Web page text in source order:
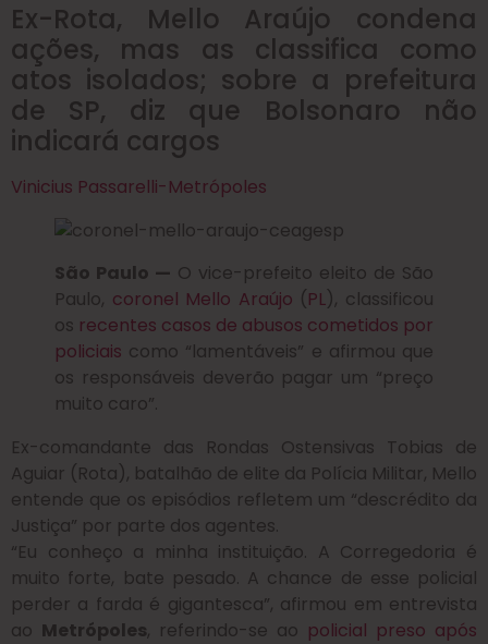
Ex-Rota, Mello Araújo condena
ações, mas as classifica como
atos isolados; sobre a prefeitura
de SP, diz que Bolsonaro não
indicará cargos
Vinicius Passarelli-Metrópoles
São Paulo — O vice-prefeito eleito de São
Paulo, coronel Mello Araújo (PL), classificou
os recentes casos de abusos cometidos por
policiais como “lamentáveis” e afirmou que
os responsáveis deverão pagar um “preço
muito caro”.
Ex-comandante das Rondas Ostensivas Tobias de
Aguiar (Rota), batalhão de elite da Polícia Militar, Mello
entende que os episódios refletem um “descrédito da
Justiça” por parte dos agentes.
“Eu conheço a minha instituição. A Corregedoria é
muito forte, bate pesado. A chance de esse policial
perder a farda é gigantesca”, afirmou em entrevista
ao Metrópoles, referindo-se ao policial preso após